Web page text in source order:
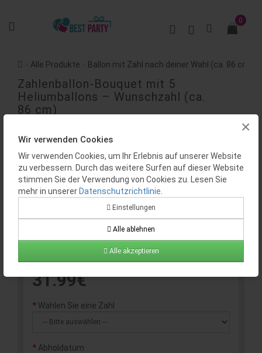
×
Wir verwenden Cookies
Wir verwenden Cookies, um Ihr Erlebnis auf unserer Website
zu verbessern. Durch das weitere Surfen auf dieser Website
stimmen Sie der Verwendung von Cookies zu. Lesen Sie
mehr in unserer Datenschutzrichtlinie
Einstellungen
Alle ablehnen
Alle akzeptieren
0
Alle Produkte Ballon mit Zahl nach deiner Wahl (ca. 86 cm)
Zahlenballon-Bouquet mit 5
Heliumballons – Wunschzahl (ca.
86 cm)
BEWERTUNGEN (0)
BP0190
31.99€
Wählen Sie eine Zahl
Abholdatum